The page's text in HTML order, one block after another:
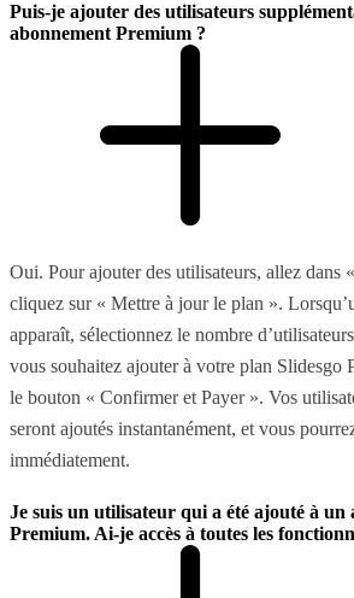
Puis-je ajouter des utilisateurs
abonnement Premium ?
Oui. Pour ajouter des utilisateurs, allez dans
cliquez sur « Mettre à jour le plan ».
apparaît, sélectionnez le nombre
vous souhaitez ajouter à votre plan Slidesgo
le bouton « Confirmer et Payer ». Vos
seront ajoutés instantanément, et vous
immédiatement.
Je suis un utilisateur qui a été ajouté à un
Premium. Ai-je accès à toutes les